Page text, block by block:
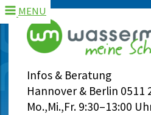
Infos & Beratung
Hannover & Berlin 0511
Mo.,Mi.,Fr. 9:30–13:00
MENU